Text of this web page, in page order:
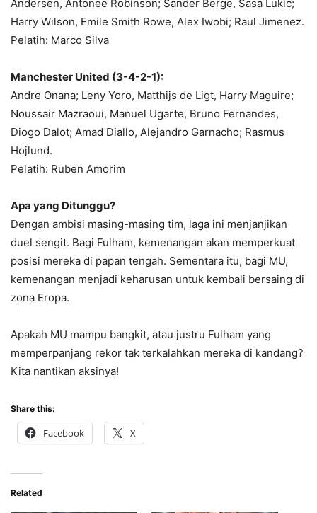
Andersen, Antonee Robinson; Sander Berge, Sasa Lukic;
Harry Wilson, Emile Smith Rowe, Alex Iwobi; Raul Jimenez.
Pelatih: Marco Silva
Manchester United (3-4-2-1):
Andre Onana; Leny Yoro, Matthijs de Ligt, Harry Maguire;
Noussair Mazraoui, Manuel Ugarte, Bruno Fernandes,
Diogo Dalot; Amad Diallo, Alejandro Garnacho; Rasmus
Hojlund.
Pelatih: Ruben Amorim
Apa yang Ditunggu?
Dengan ambisi masing-masing tim, laga ini menjanjikan
duel sengit. Bagi Fulham, kemenangan akan memperkuat
posisi mereka di papan tengah. Sementara itu, bagi MU,
kemenangan menjadi keharusan untuk kembali bersaing di
zona Eropa.
Apakah MU mampu bangkit, atau justru Fulham yang
memperpanjang rekor tak terkalahkan mereka di kandang?
Kita nantikan aksinya!
Share this:
Facebook X
Related